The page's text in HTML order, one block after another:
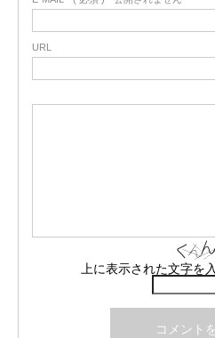
URL
上に表示された文字を